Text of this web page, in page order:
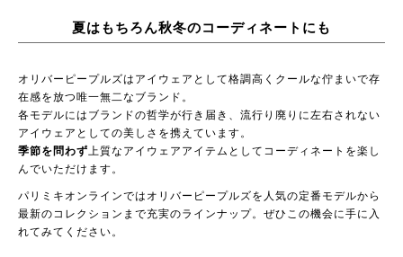
夏はもちろん秋冬のコーディネートにも
オリバーピープルズはアイウェアとして格調高くクールな佇まいで存
在感を放つ唯一無二なブランド。
各モデルにはブランドの哲学が行き届き、流行り廃りに左右されない
アイウェアとしての美しさを携えています。
季節を問わず 上質なアイウェアアイテムとしてコーディネートを楽し
んでいただけます。
パリミキオンラインではオリバーピープルズを人気の定番モデルから
最新のコレクションまで充実のラインナップ。ぜひこの機会に手に入
れてみてください。